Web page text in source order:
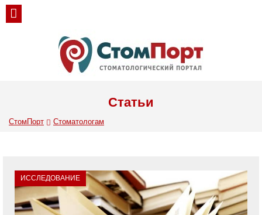
Статьи
СтомПорт Стоматологам
ИССЛЕДОВАНИЕ